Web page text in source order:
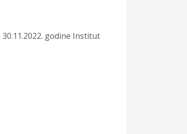
godine Institut